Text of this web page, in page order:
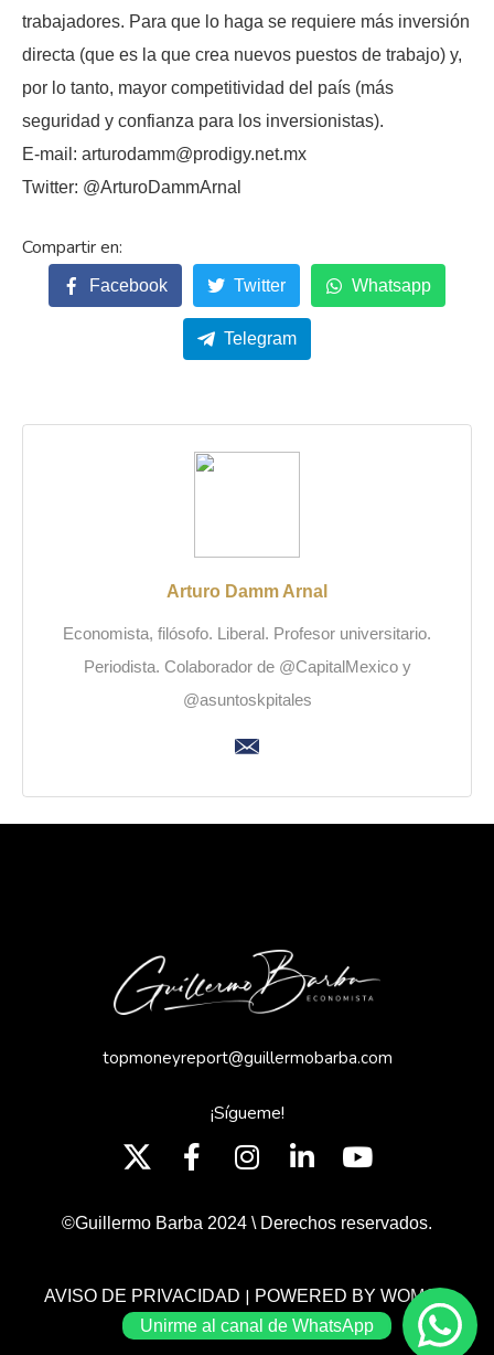
trabajadores. Para que lo haga se requiere más inversión
directa (que es la que crea nuevos puestos de trabajo) y,
por lo tanto, mayor competitividad del país (más
seguridad y confianza para los inversionistas).
E-mail: arturodamm@prodigy.net.mx
Twitter: @ArturoDammArnal
Facebook Twitter Whatsapp
Telegram
Arturo Damm Arnal
Economista, filósofo. Liberal. Profesor universitario.
Periodista. Colaborador de @CapitalMexico y
@asuntoskpitales
topmoneyreport@guillermobarba.com
¡Sígueme!
©Guillermo Barba 2024 \ Derechos reservados.
AVISO DE PRIVACIDAD | POWERED BY WOMGP
Unirme al canal de WhatsApp